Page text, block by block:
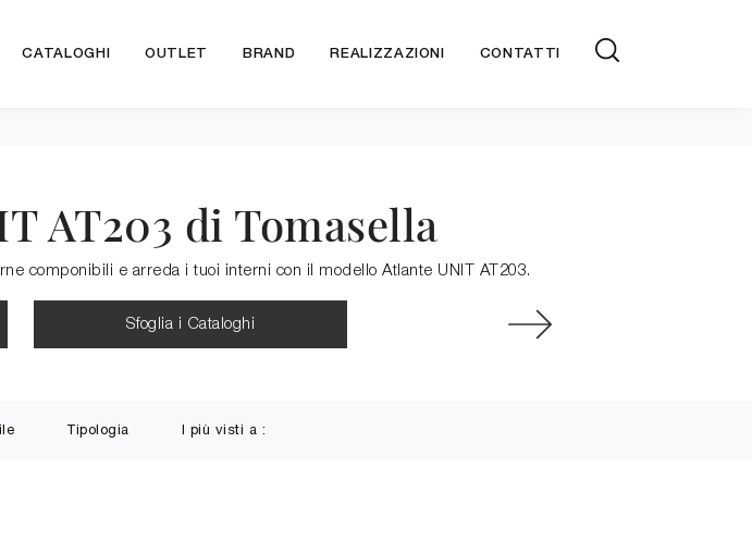
CATALOGHI OUTLET BRAND REALIZZAZIONI CONTATTI
AT203 di Tomasella
componibili e arreda i tuoi interni con il modello Atlante UNIT AT203.
Sfoglia i Cataloghi
Tipologia I più visti a :